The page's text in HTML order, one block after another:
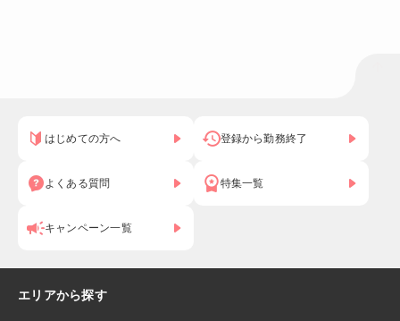
はじめての方へ 登録から勤務終了
よくある質問 特集一覧
キャンペーン一覧
エリアから探す